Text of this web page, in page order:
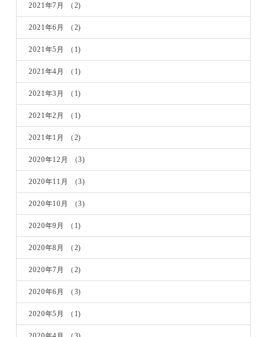
2021年7月 （2)
2021年6月 （2)
2021年5月 （1)
2021年4月 （1)
2021年3月 （1)
2021年2月 （1)
2021年1月 （2)
2020年12月 （3)
2020年11月 （3)
2020年10月 （3)
2020年9月 （1)
2020年8月 （2)
2020年7月 （2)
2020年6月 （3)
2020年5月 （1)